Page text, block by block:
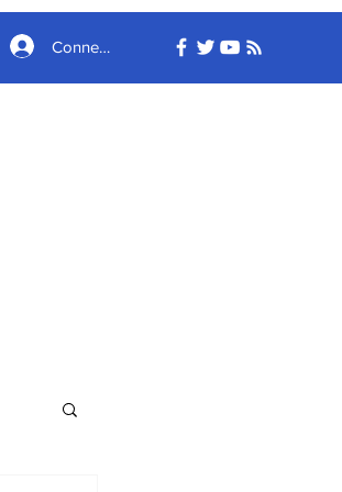
Connexion